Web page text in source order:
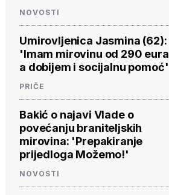
NOVOSTI
Umirovljenica Jasmina (62):
'Imam mirovinu od 290 eura,
a dobijem i socijalnu pomoć'
PRIČE
Bakić o najavi Vlade o
povećanju braniteljskih
mirovina: 'Prepakiranje
prijedloga Možemo!'
NOVOSTI